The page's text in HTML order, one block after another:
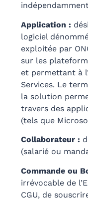
indépendamment
Application :
logiciel
exploitée par
sur les
et permettant à
Services. Le
la solution
travers des
(tels que
Collaborateur :
(salarié ou
Commande ou
irrévocable de
CGU, de